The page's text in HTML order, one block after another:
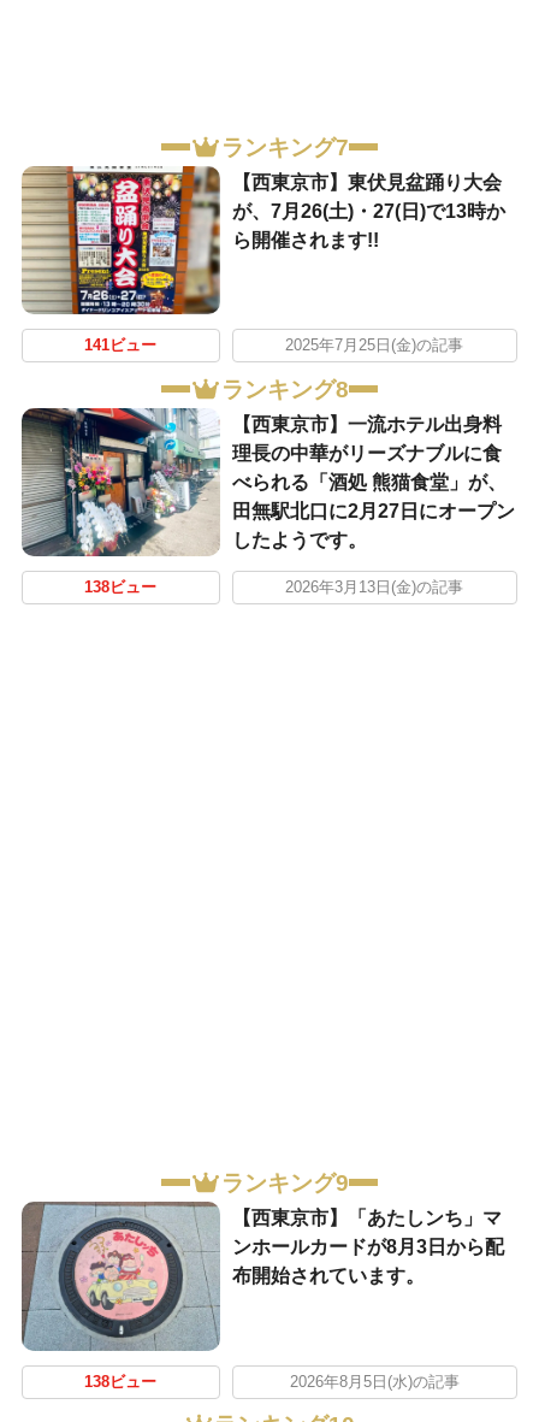
ランキング7
【西東京市】東伏見盆踊り大会
が、7月26(土)・27(日)で13時か
ら開催されます!!
141ビュー 2025年7月25日(金)の記事
ランキング8
【西東京市】一流ホテル出身料
理長の中華がリーズナブルに食
べられる「酒処 熊猫食堂」が、
田無駅北口に2月27日にオープン
したようです。
138ビュー 2026年3月13日(金)の記事
ランキング9
【西東京市】「あたしンち」マ
ンホールカードが8月3日から配
布開始されています。
138ビュー 2026年8月5日(水)の記事